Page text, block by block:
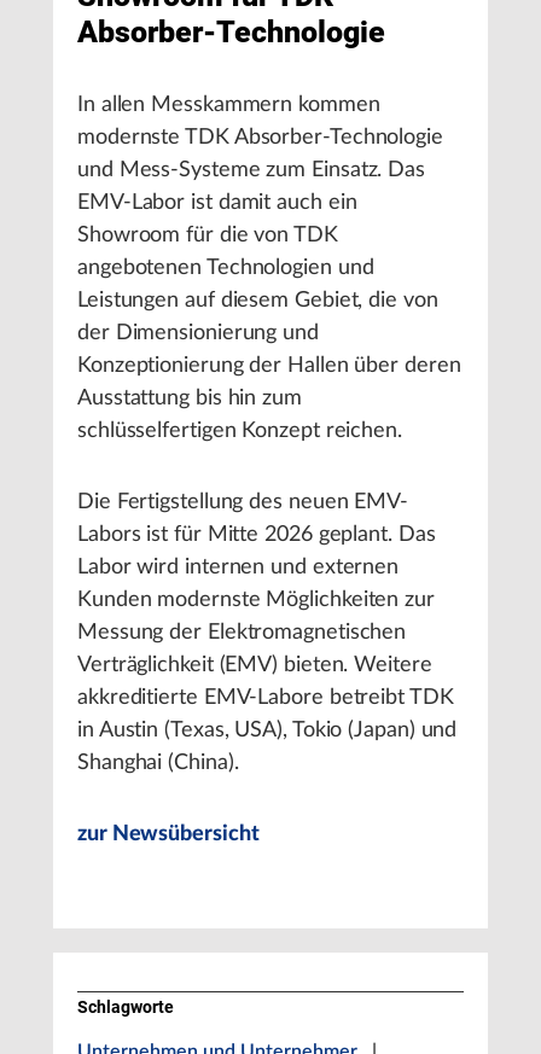
Absorber-Technologie
In allen Messkammern kommen
modernste TDK Absorber-Technologie
und Mess-Systeme zum Einsatz. Das
EMV-Labor ist damit auch ein
Showroom für die von TDK
angebotenen Technologien und
Leistungen auf diesem Gebiet, die von
der Dimensionierung und
Konzeptionierung der Hallen über deren
Ausstattung bis hin zum
schlüsselfertigen Konzept reichen.
Die Fertigstellung des neuen EMV-
Labors ist für Mitte 2026 geplant. Das
Labor wird internen und externen
Kunden modernste Möglichkeiten zur
Messung der Elektromagnetischen
Verträglichkeit (EMV) bieten. Weitere
akkreditierte EMV-Labore betreibt TDK
in Austin (Texas, USA), Tokio (Japan) und
Shanghai (China).
zur Newsübersicht
Schlagworte